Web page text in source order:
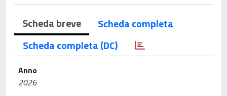
Scheda breve
Scheda completa
Scheda completa (DC)
Anno
2026